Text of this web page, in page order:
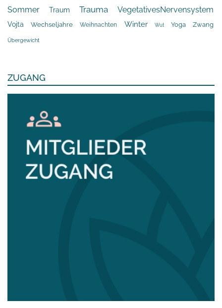
Sommer Traum Trauma VegetativesNervensystem
Vojta Wechseljahre Weihnachten Winter Wut Yoga Zwang
Übergewicht
ZUGANG